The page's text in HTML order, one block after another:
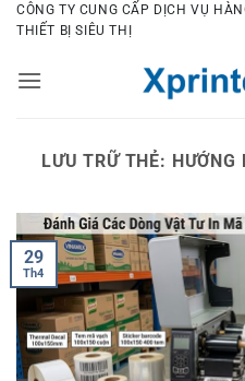
Bỏ
qua
dung
CÔNG TY CUNG CẤP DỊCH VỤ
THIẾT BỊ SIÊU THỊ
LƯU TRỮ THẺ: HƯỚNG
29
Th4